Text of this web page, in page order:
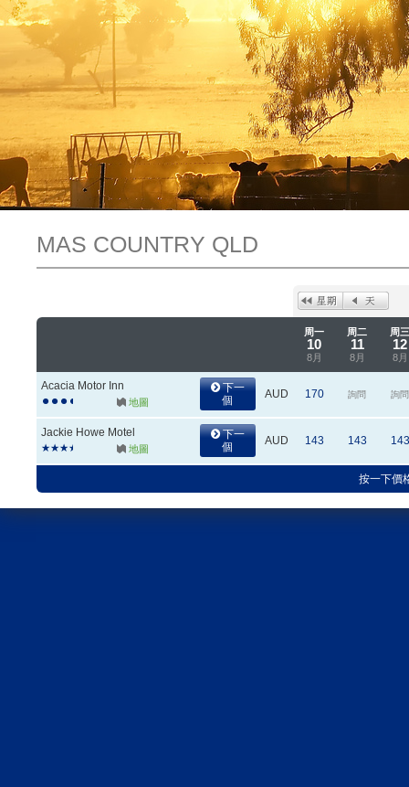
MAS COUNTRY QLD
周一
10
8月
周二
11
8月
周
12
8月
Acacia Motor Inn
地圖
下一
個
AUD 170 詢問 詢問
Jackie Howe Motel
地圖
下一
個
AUD 143 143 143
按一下價